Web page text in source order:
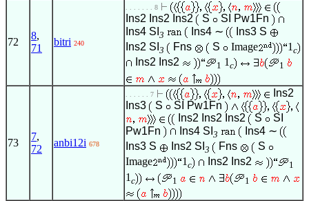
72
8,
71
bitri 240
. . . . . . . 8
Ins2 Ins2 Ins2 S SI
Pw1Fn
Ins4 SI 3 Ins4 ∼ Ins3 S
Ins2 SI 3 Fns S Image 1 c
Ins2 Ins2 1 1 c 1
73
7,
72
anbi12i 678
. . . . . . 7
Ins2
Ins3
S SI
Pw1Fn
Ins2 Ins2 Ins2 S
SI
Pw1Fn
Ins4 SI 3 Ins4 ∼
Ins3 S Ins2 SI 3 Fns
S
Image
1 c Ins2 Ins2 1
1 c 1 1